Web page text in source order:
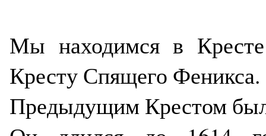
Мы находимся в
Кресту Спящего Феникса.
Предыдущим Крестом